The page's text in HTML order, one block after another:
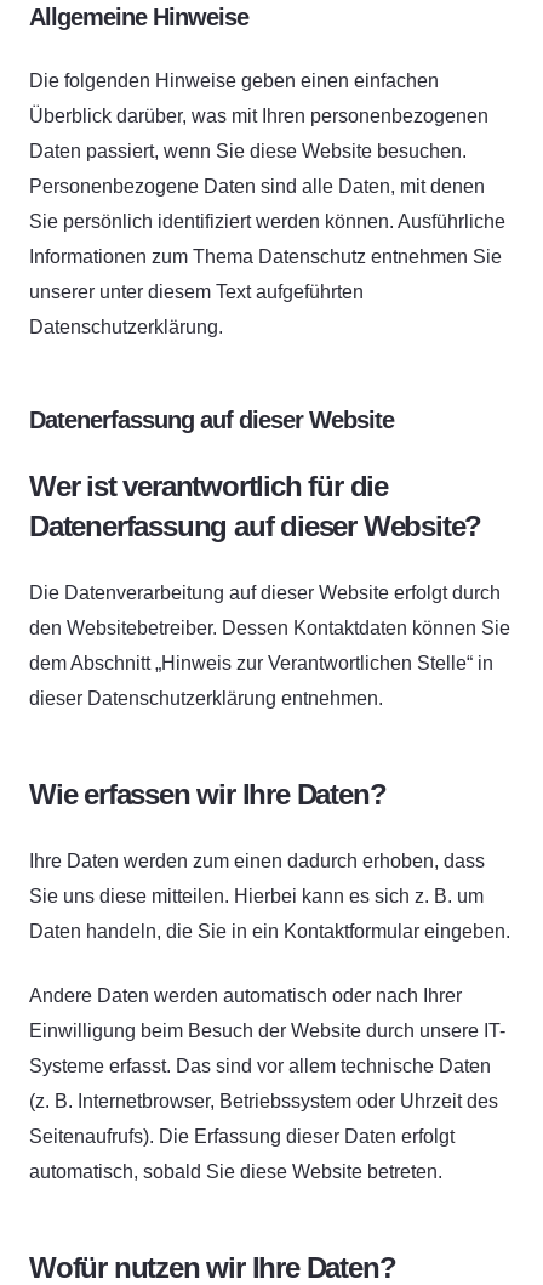
Allgemeine Hinweise
Die folgenden Hinweise geben einen einfachen
Überblick darüber, was mit Ihren personenbezogenen
Daten passiert, wenn Sie diese Website besuchen.
Personenbezogene Daten sind alle Daten, mit denen
Sie persönlich identifiziert werden können. Ausführliche
Informationen zum Thema Datenschutz entnehmen Sie
unserer unter diesem Text aufgeführten
Datenschutzerklärung.
Datenerfassung auf dieser Website
Wer ist verantwortlich für die
Datenerfassung auf dieser Website?
Die Datenverarbeitung auf dieser Website erfolgt durch
den Websitebetreiber. Dessen Kontaktdaten können Sie
dem Abschnitt „Hinweis zur Verantwortlichen Stelle“ in
dieser Datenschutzerklärung entnehmen.
Wie erfassen wir Ihre Daten?
Ihre Daten werden zum einen dadurch erhoben, dass
Sie uns diese mitteilen. Hierbei kann es sich z. B. um
Daten handeln, die Sie in ein Kontaktformular eingeben.
Andere Daten werden automatisch oder nach Ihrer
Einwilligung beim Besuch der Website durch unsere IT-
Systeme erfasst. Das sind vor allem technische Daten
(z. B. Internetbrowser, Betriebssystem oder Uhrzeit des
Seitenaufrufs). Die Erfassung dieser Daten erfolgt
automatisch, sobald Sie diese Website betreten.
Wofür nutzen wir Ihre Daten?